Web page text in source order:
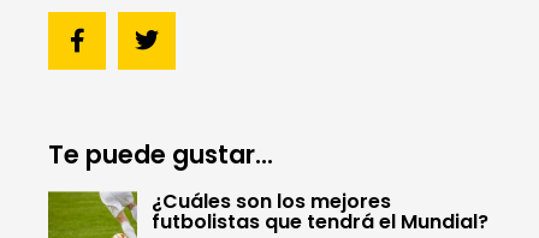
Te puede gustar...
¿Cuáles son los mejores
futbolistas que tendrá el Mundial?